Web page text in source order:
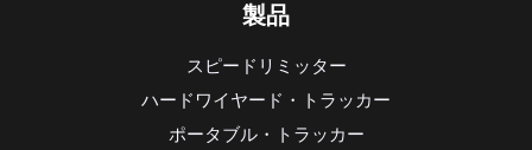
製品
スピードリミッター
ハードワイヤード・トラッカー
ポータブル・トラッカー